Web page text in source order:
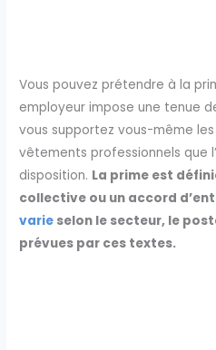
Vous pouvez prétendre à la
employeur impose une tenue
vous supportez vous-même
vêtements professionnels que
disposition. La prime est
collective ou un accord
varie selon le secteur, le
prévues par ces textes.